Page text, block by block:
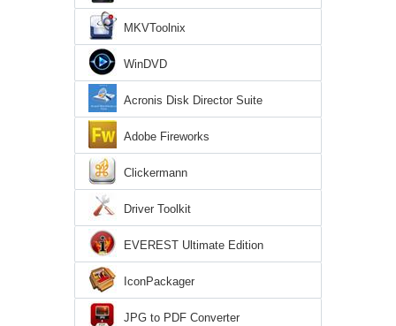
MKVToolnix
WinDVD
Acronis Disk Director Suite
Adobe Fireworks
Clickermann
Driver Toolkit
EVEREST Ultimate Edition
IconPackager
JPG to PDF Converter